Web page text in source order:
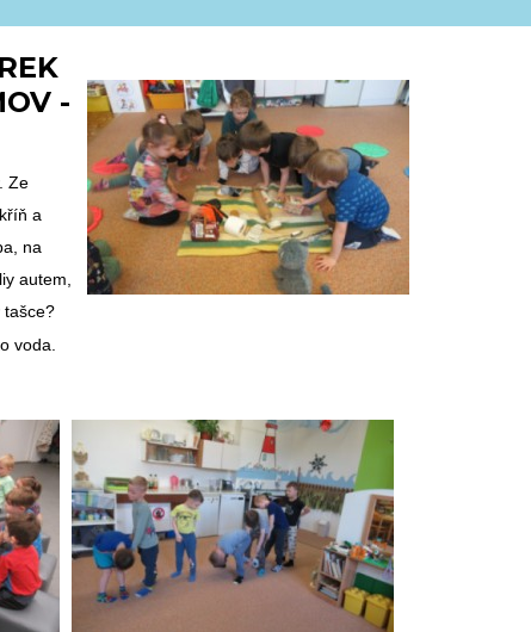
-
Ze
a
na
autem,
tašce?
voda.